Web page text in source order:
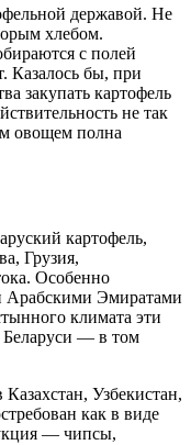
державой. Не
хлебом.
с полей
Казалось бы, при
закупать картофель
не так
овощем полна
картофель,
Грузия,
Особенно
Арабскими Эмиратами
климата эти
Беларуси — в том
Узбекистан,
как в виде
— чипсы,